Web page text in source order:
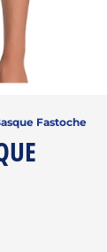
Fastoche